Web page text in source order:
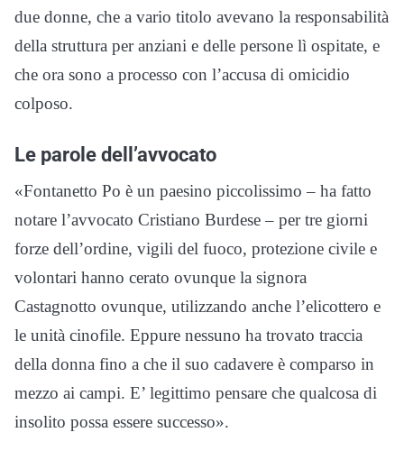
due donne, che a vario titolo avevano la responsabilità
della struttura per anziani e delle persone lì ospitate, e
che ora sono a processo con l’accusa di omicidio
colposo.
Le parole dell’avvocato
«Fontanetto Po è un paesino piccolissimo – ha fatto
notare l’avvocato Cristiano Burdese – per tre giorni
forze dell’ordine, vigili del fuoco, protezione civile e
volontari hanno cerato ovunque la signora
Castagnotto ovunque, utilizzando anche l’elicottero e
le unità cinofile. Eppure nessuno ha trovato traccia
della donna fino a che il suo cadavere è comparso in
mezzo ai campi. E’ legittimo pensare che qualcosa di
insolito possa essere successo».